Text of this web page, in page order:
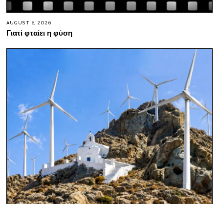
AUGUST 6, 2026
Γιατί φταίει η φύση